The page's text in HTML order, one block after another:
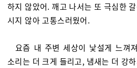
하지 않았어. 깨고 나서는 또 극심한
시지 않아 고통스러웠어.
요즘 내 주변 세상이 낯설게 느껴
소리는 더 크게 들리고, 냄새는 더 강